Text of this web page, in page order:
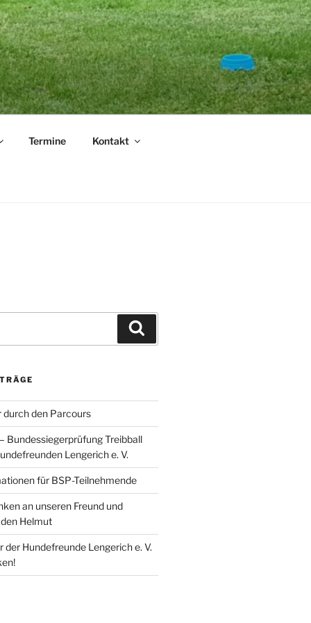
Termine Kontakt
den Parcours
Bundessiegerprüfung Treibball
Lengerich e. V.
für BSP-Teilnehmende
an unseren Freund und
Helmut
der Hundefreunde Lengerich e. V.